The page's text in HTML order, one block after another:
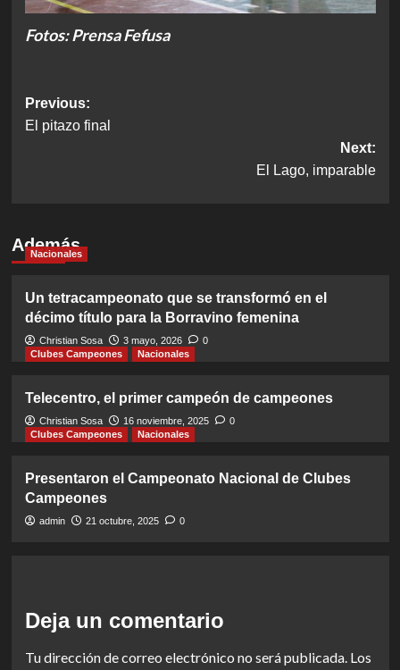
Fotos: Prensa Fefusa
Post
navigation
Previous:
El pitazo final
Next:
El Lago, imparable
Además
Nacionales
Un tetracampeonato que se transformó en el
décimo título para la Borravino femenina
Christian Sosa 3 mayo, 2026
0
Clubes Campeones
Nacionales
Telecentro, el primer campeón de campeones
Christian Sosa 16 noviembre, 2025
0
Clubes Campeones
Nacionales
Presentaron el Campeonato Nacional de Clubes
Campeones
admin 21 octubre, 2025 0
Deja un comentario
Tu dirección de correo electrónico no será publicada. Los